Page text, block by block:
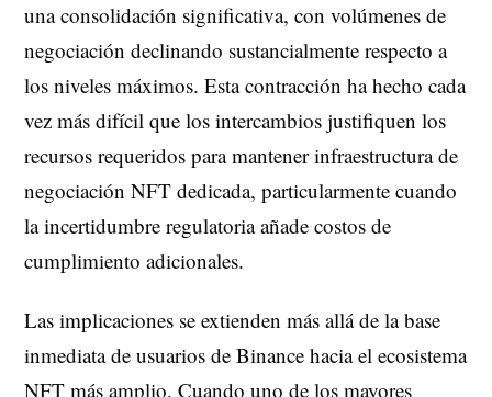
una consolidación significativa, con volúmenes de
negociación declinando sustancialmente respecto a
los niveles máximos. Esta contracción ha hecho cada
vez más difícil que los intercambios justifiquen los
recursos requeridos para mantener infraestructura de
negociación NFT dedicada, particularmente cuando
la incertidumbre regulatoria añade costos de
cumplimiento adicionales.
Las implicaciones se extienden más allá de la base
inmediata de usuarios de Binance hacia el ecosistema
NFT más amplio. Cuando uno de los mayores